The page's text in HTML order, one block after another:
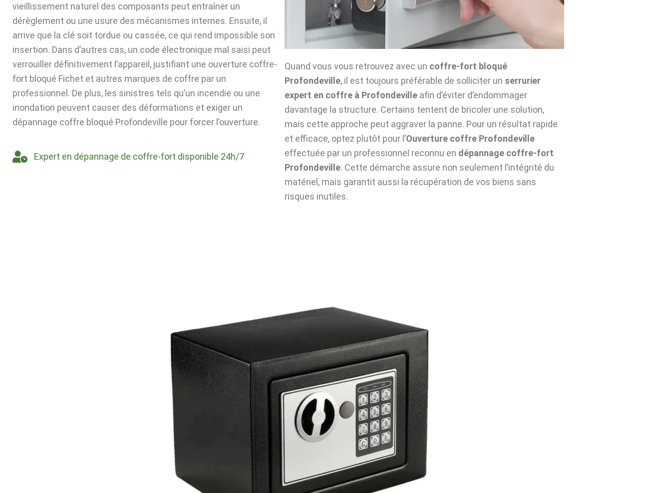
vieillissement naturel des composants peut entraîner un
dérèglement ou une usure des mécanismes internes. Ensuite, il
arrive que la clé soit tordue ou cassée, ce qui rend impossible son
insertion. Dans d’autres cas, un code électronique mal saisi peut
verrouiller définitivement l’appareil, justifiant une ouverture coffre-
fort bloqué Fichet et autres marques de coffre par un
professionnel. De plus, les sinistres tels qu’un incendie ou une
inondation peuvent causer des déformations et exiger un
dépannage coffre bloqué Profondeville pour forcer l’ouverture.
Expert en dépannage de coffre-fort disponible 24h/7
Quand vous vous retrouvez avec un coffre-fort bloqué
Profondeville, il est toujours préférable de solliciter un serrurier
expert en coffre à Profondeville afin d’éviter d’endommager
davantage la structure. Certains tentent de bricoler une solution,
mais cette approche peut aggraver la panne. Pour un résultat rapide
et efficace, optez plutôt pour l’Ouverture coffre Profondeville
effectuée par un professionnel reconnu en dépannage coffre-fort
Profondeville. Cette démarche assure non seulement l’intégrité du
matériel, mais garantit aussi la récupération de vos biens sans
risques inutiles.